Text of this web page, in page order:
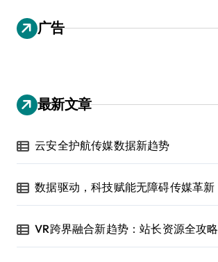
广告
最新文章
云安全护航传媒数据新趋势
数据驱动，科技赋能无障碍传媒革新
VR跨界融合新趋势：站长资源全攻略